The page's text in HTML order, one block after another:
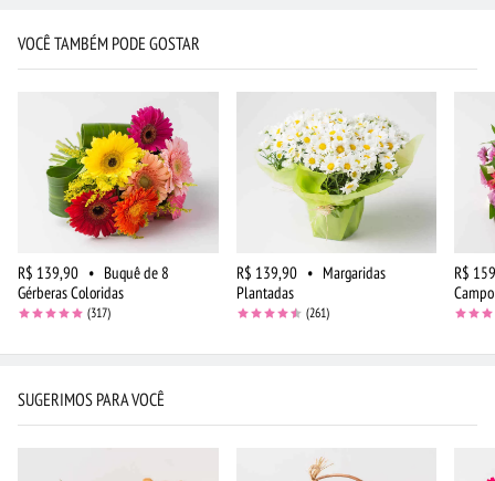
VOCÊ TAMBÉM PODE GOSTAR
R$ 139,90 • Buquê de 8
Gérberas Coloridas
(317)
R$ 139,90 • Margaridas
Plantadas
(261)
R$
SUGERIMOS PARA VOCÊ